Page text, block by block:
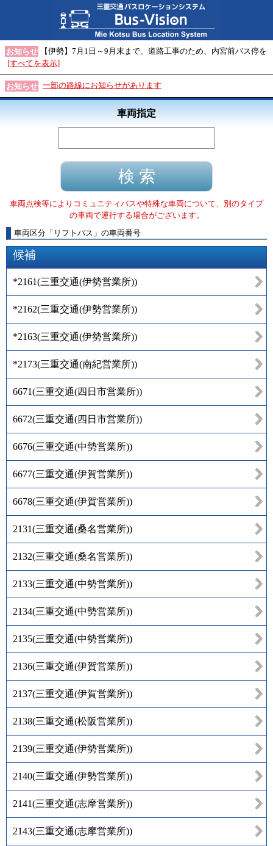
お知らせ
【伊勢】7月1日～9月末まで、道路工事のため、内宮前バス停を
[すべてを表示]
お知らせ 一部の路線にお知らせがあります
車両指定
車両点検等によりコミュニティバスや特殊な車両について、別のタイプ
の車両で運行する場合がございます。
車両区分 「 リフトバス 」 の車両番号
候補
*2161(三重交通(伊勢営業所))
*2162(三重交通(伊勢営業所))
*2163(三重交通(伊勢営業所))
*2173(三重交通(南紀営業所))
6671(三重交通(四日市営業所))
6672(三重交通(四日市営業所))
6676(三重交通(中勢営業所))
6677(三重交通(伊賀営業所))
6678(三重交通(伊賀営業所))
2131(三重交通(桑名営業所))
2132(三重交通(桑名営業所))
2133(三重交通(中勢営業所))
2134(三重交通(中勢営業所))
2135(三重交通(中勢営業所))
2136(三重交通(伊賀営業所))
2137(三重交通(伊賀営業所))
2138(三重交通(松阪営業所))
2139(三重交通(伊勢営業所))
2140(三重交通(伊勢営業所))
2141(三重交通(志摩営業所))
2143(三重交通(志摩営業所))